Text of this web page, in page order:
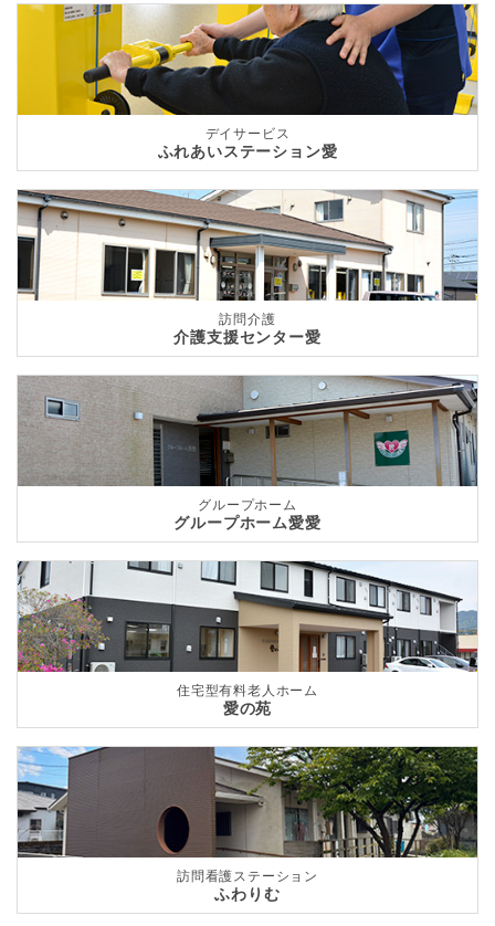
デイサービス
ふれあいステーション愛
訪問介護
介護支援センター愛
グループホーム
グループホーム愛愛
住宅型有料老人ホーム
愛の苑
訪問看護ステーション
ふわりむ